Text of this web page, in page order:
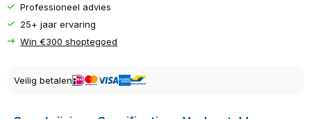
Professioneel advies
25+ jaar ervaring
Win €300 shoptegoed
Veilig betalen